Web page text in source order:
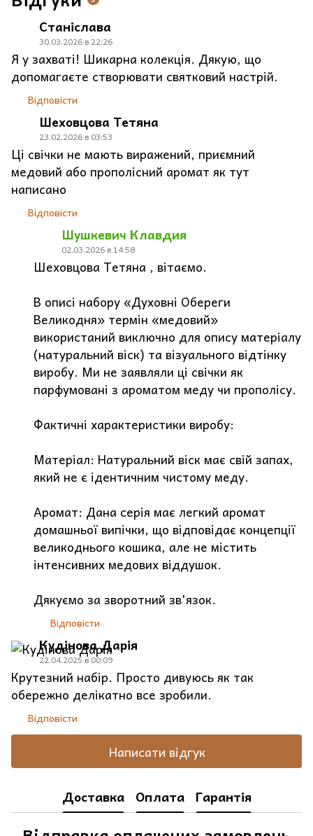
Станіслава
30.03.2026 в 22:26
Я у захваті! Шикарна колекція. Дякую, що
допомагаєте створювати святковий настрій.
Відповісти
Шеховцова Тетяна
23.02.2026 в 03:53
Ці свічки не мають виражений, приємний
медовий або прополісний аромат як тут
написано
Відповісти
Шушкевич Клавдия
02.03.2026 в 14:58
Шеховцова Тетяна , вітаємо.
В описі набору «Духовні Обереги
Великодня» термін «медовий»
використаний виключно для опису матеріалу
(натуральний віск) та візуального відтінку
виробу. Ми не заявляли ці свічки як
парфумовані з ароматом меду чи прополісу.
Фактичні характеристики виробу:
Матеріал: Натуральний віск має свій запах,
який не є ідентичним чистому меду.
Аромат: Дана серія має легкий аромат
домашньої випічки, що відповідає концепції
великоднього кошика, але не містить
інтенсивних медових віддушок.
Дякуємо за зворотний зв'язок.
Відповісти
Кудінова Дарія
22.04.2025 в 00:09
Крутезний набір. Просто дивуюсь як так
обережно делікатно все зробили.
Відповісти
Написати відгук
Доставка Оплата Гарантія